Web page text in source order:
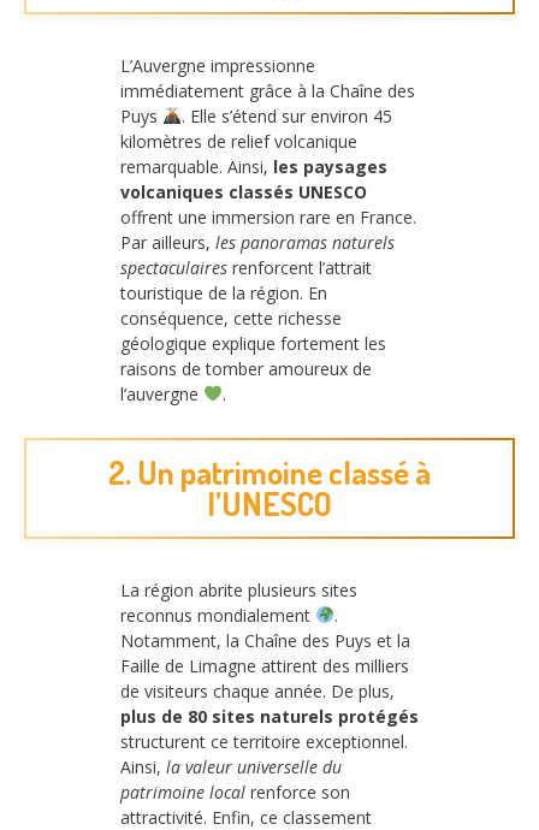
L’Auvergne impressionne
immédiatement grâce à la Chaîne des
Puys
. Elle s’étend sur environ 45
kilomètres de relief volcanique
remarquable. Ainsi, les paysages
volcaniques classés UNESCO
offrent une immersion rare en France.
Par ailleurs, les panoramas naturels
spectaculaires renforcent l’attrait
touristique de la région. En
conséquence, cette richesse
géologique explique fortement les
raisons de tomber amoureux de
l’auvergne
.
2. Un patrimoine classé à
l’UNESCO
La région abrite plusieurs sites
reconnus mondialement
.
Notamment, la Chaîne des Puys et la
Faille de Limagne attirent des milliers
de visiteurs chaque année. De plus,
plus de 80 sites naturels protégés
structurent ce territoire exceptionnel.
Ainsi, la valeur universelle du
patrimoine local renforce son
attractivité. Enfin, ce classement